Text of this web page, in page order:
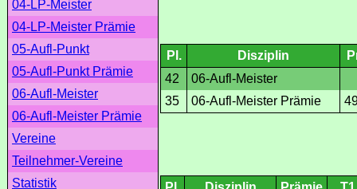
04-LP-Meister
04-LP-Meister Prämie
05-Aufl-Punkt
05-Aufl-Punkt Prämie
06-Aufl-Meister
06-Aufl-Meister Prämie
Vereine
Teilnehmer-Vereine
Statistik
Pl. Disziplin
42
06-Aufl-Meister
35
06-Aufl-Meister Prämie